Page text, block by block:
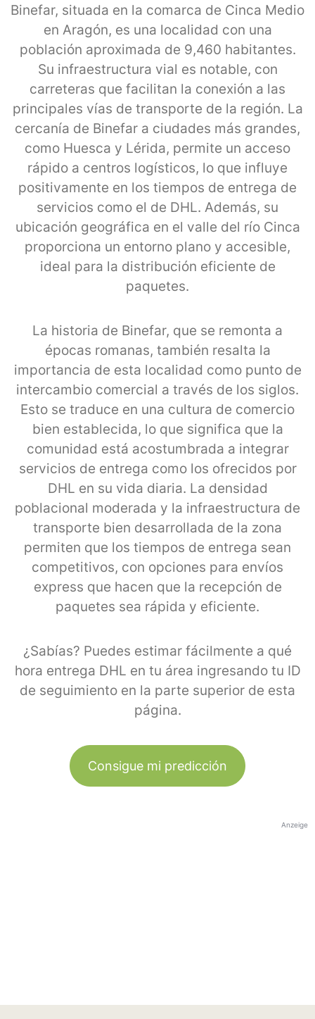
Binefar, situada en la comarca de Cinca Medio
en Aragón, es una localidad con una
población aproximada de 9,460 habitantes.
Su infraestructura vial es notable, con
carreteras que facilitan la conexión a las
principales vías de transporte de la región. La
cercanía de Binefar a ciudades más grandes,
como Huesca y Lérida, permite un acceso
rápido a centros logísticos, lo que influye
positivamente en los tiempos de entrega de
servicios como el de DHL. Además, su
ubicación geográfica en el valle del río Cinca
proporciona un entorno plano y accesible,
ideal para la distribución eficiente de
paquetes.
La historia de Binefar, que se remonta a
épocas romanas, también resalta la
importancia de esta localidad como punto de
intercambio comercial a través de los siglos.
Esto se traduce en una cultura de comercio
bien establecida, lo que significa que la
comunidad está acostumbrada a integrar
servicios de entrega como los ofrecidos por
DHL en su vida diaria. La densidad
poblacional moderada y la infraestructura de
transporte bien desarrollada de la zona
permiten que los tiempos de entrega sean
competitivos, con opciones para envíos
express que hacen que la recepción de
paquetes sea rápida y eficiente.
¿Sabías? Puedes estimar fácilmente a qué
hora entrega DHL en tu área ingresando tu ID
de seguimiento en la parte superior de esta
página.
Consigue mi predicción
Anzeige